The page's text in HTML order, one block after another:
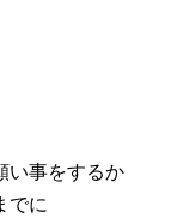
い事をするか
でに